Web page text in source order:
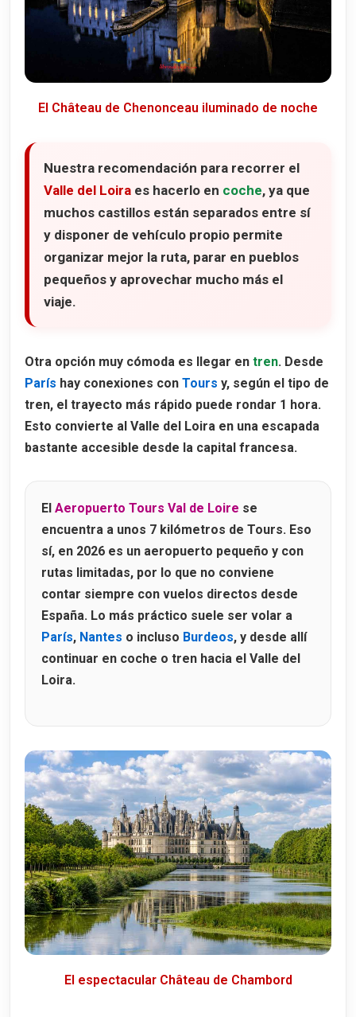
El Château de Chenonceau iluminado de noche
Nuestra recomendación para recorrer el
Valle del Loira es hacerlo en coche, ya que
muchos castillos están separados entre sí
y disponer de vehículo propio permite
organizar mejor la ruta, parar en pueblos
pequeños y aprovechar mucho más el
viaje.
Otra opción muy cómoda es llegar en tren. Desde
París hay conexiones con Tours y, según el tipo de
tren, el trayecto más rápido puede rondar 1 hora.
Esto convierte al Valle del Loira en una escapada
bastante accesible desde la capital francesa.
El Aeropuerto Tours Val de Loire se
encuentra a unos 7 kilómetros de Tours. Eso
sí, en 2026 es un aeropuerto pequeño y con
rutas limitadas, por lo que no conviene
contar siempre con vuelos directos desde
España. Lo más práctico suele ser volar a
París, Nantes o incluso Burdeos, y desde allí
continuar en coche o tren hacia el Valle del
Loira.
El espectacular Château de Chambord